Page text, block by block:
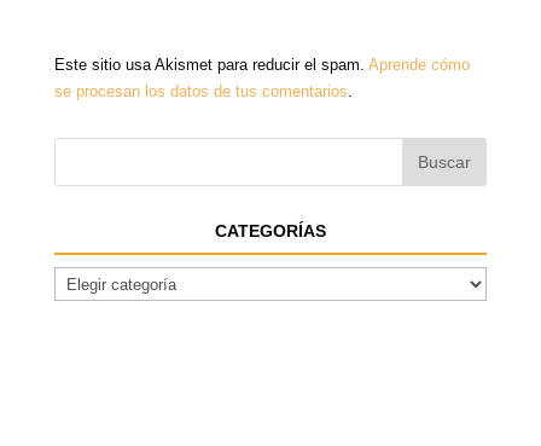
Este sitio usa Akismet para reducir el spam. Aprende cómo
se procesan los datos de tus comentarios.
CATEGORÍAS